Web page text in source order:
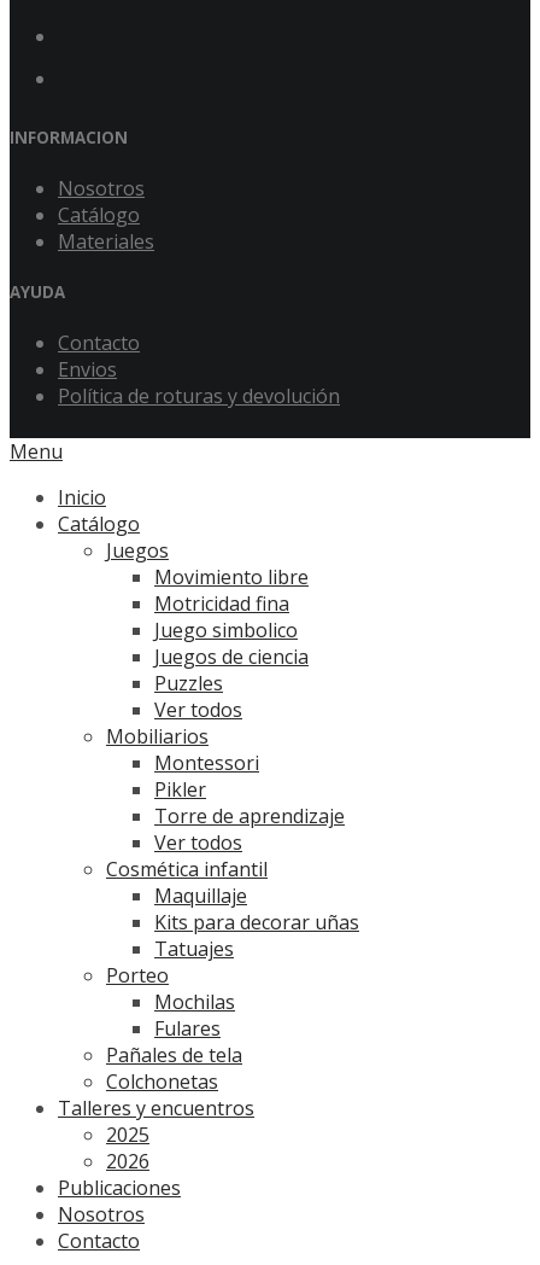
INFORMACION
Nosotros
Catálogo
Materiales
AYUDA
Contacto
Envios
Política de roturas y devolución
Menu
Inicio
Catálogo
Juegos
Movimiento libre
Motricidad fina
Juego simbolico
Juegos de ciencia
Puzzles
Ver todos
Mobiliarios
Montessori
Pikler
Torre de aprendizaje
Ver todos
Cosmética infantil
Maquillaje
Kits para decorar uñas
Tatuajes
Porteo
Mochilas
Fulares
Pañales de tela
Colchonetas
Talleres y encuentros
2025
2026
Publicaciones
Nosotros
Contacto